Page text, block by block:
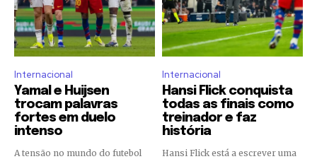
Internacional
Yamal e Huijsen
trocam palavras
fortes em duelo
intenso
A tensão no mundo do futebol
Internacional
Hansi Flick conquista
todas as finais como
treinador e faz
história
Hansi Flick está a escrever uma